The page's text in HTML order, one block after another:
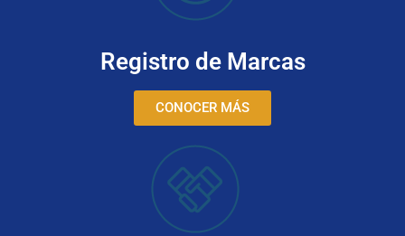
Registro de Marcas
CONOCER MÁS